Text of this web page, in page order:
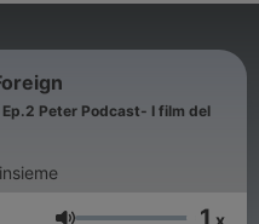
Ep.2 Peter Podcast- I film del
1 x